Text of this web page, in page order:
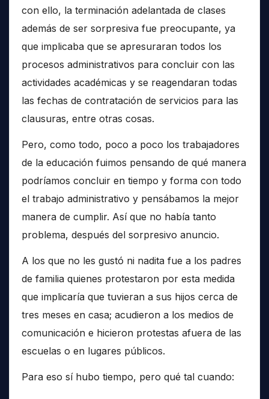
con ello, la terminación adelantada de clases
además de ser sorpresiva fue preocupante, ya
que implicaba que se apresuraran todos los
procesos administrativos para concluir con las
actividades académicas y se reagendaran todas
las fechas de contratación de servicios para las
clausuras, entre otras cosas.
Pero, como todo, poco a poco los trabajadores
de la educación fuimos pensando de qué manera
podríamos concluir en tiempo y forma con todo
el trabajo administrativo y pensábamos la mejor
manera de cumplir. Así que no había tanto
problema, después del sorpresivo anuncio.
A los que no les gustó ni nadita fue a los padres
de familia quienes protestaron por esta medida
que implicaría que tuvieran a sus hijos cerca de
tres meses en casa; acudieron a los medios de
comunicación e hicieron protestas afuera de las
escuelas o en lugares públicos.
Para eso sí hubo tiempo, pero qué tal cuando: